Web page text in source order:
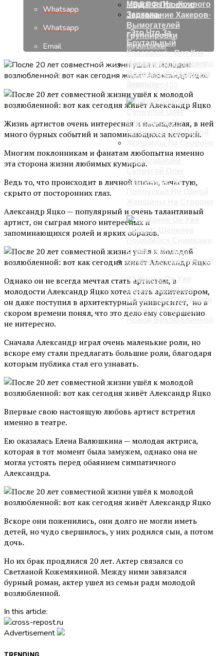
«Это Что За
Брутальный
Красавец?»: Вот Как
Изменился Александр
Морозов Из «Кривого
С Красавицей-
Стриженов Не
“О Жанне Он Уже
Забыл”: Шепелев
Поделился Снимками
С Места Отдыха С
Новой Возлюбленной
МВД РФ Провело
Задержание Хакеров-
Вымогателей
Группировки
SugarLocker
MediaTek Готовится К
Прорыву С Выходом
Whatsapp
Whatsapp
Email
Жизнь артистов очень интересная и насыщенная, в ней
много бурных событий и запоминающихся историй.
Многим поклонникам и фанатам любопытна именно
эта сторона жизни любимых кумиров.
Ведь то, что происходит в личной жизни, зачастую,
скрыто от посторонних глаз.
Александр Яцко — популярный и очень талантливый
артист, он сыграл много интересных и
запоминающихся ролей и ярких образов.
Однако он не всегда мечтал стать артистом, в
молодости Александр Яцко хотел стать архитектором,
он даже поступил в архитектурный университет, но в
скором времени понял, что это дело ему совершенно
не интересно.
Сначала Александр играл очень маленькие роли, но
вскоре ему стали предлагать большие роли, благодаря
которым публика стал его узнавать.
Впервые свою настоящую любовь артист встретил
именно в театре.
Ею оказалась Елена Валюшкина — молодая актриса,
которая в тот момент была замужем, однако она не
могла устоять перед обаянием симпатичного
Александра.
Вскоре они поженились, они долго не могли иметь
детей, но чудо свершилось, у них родился сын, а потом
дочь.
Но их брак продлился 20 лет. Актер связался со
Светланой Кожемякиной. Между ними завязался
бурный роман, актер ушел из семьи ради молодой
возлюбленной.
In this article:
Advertisement